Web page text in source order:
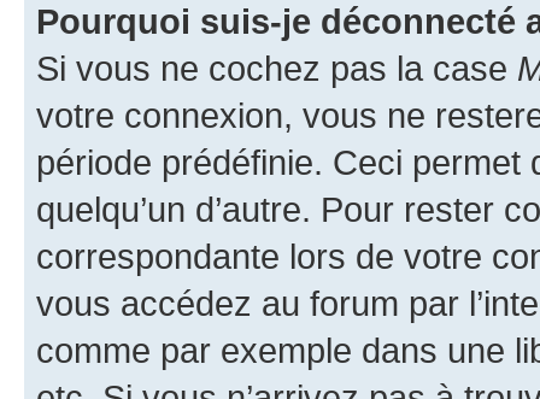
Pourquoi suis-je déconnecté
Si vous ne cochez pas la case
votre connexion, vous ne
période prédéfinie. Ceci permet
quelqu’un d’autre. Pour rester
correspondante lors de votre
vous accédez au forum par
comme par exemple dans une